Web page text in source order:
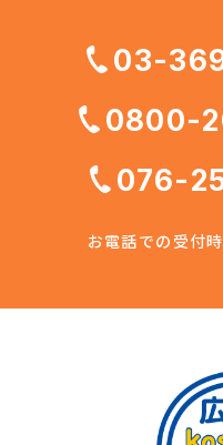
03-
0800-
076-
お電話での受付